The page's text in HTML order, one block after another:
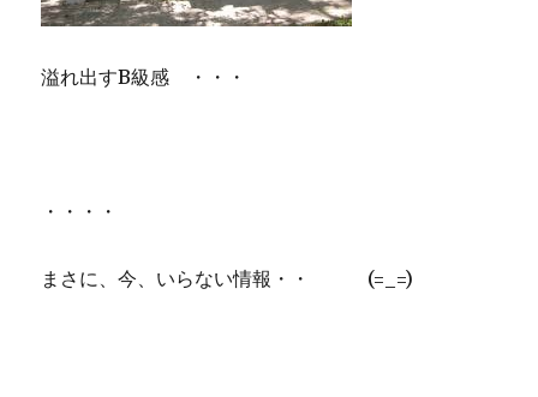
溢れ出すB級感 ・・・
・・・・
まさに、今、いらない情報・・ (=_=)